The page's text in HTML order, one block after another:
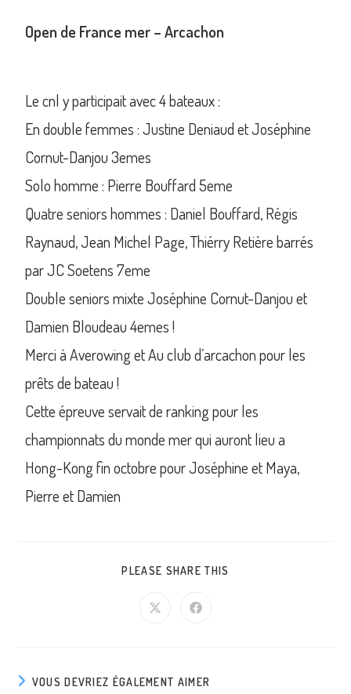
Open de France mer – Arcachon
Le cnl y participait avec 4 bateaux :
En double femmes : Justine Deniaud et Joséphine
Cornut-Danjou 3emes
Solo homme : Pierre Bouffard 5eme
Quatre seniors hommes : Daniel Bouffard, Régis
Raynaud, Jean Michel Page, Thiérry Retière barrés
par JC Soetens 7eme
Double seniors mixte Joséphine Cornut-Danjou et
Damien Bloudeau 4emes !
Merci à Averowing et Au club d’arcachon pour les
prêts de bateau !
Cette épreuve servait de ranking pour les
championnats du monde mer qui auront lieu a
Hong-Kong fin octobre pour Joséphine et Maya,
Pierre et Damien
PLEASE SHARE THIS
VOUS DEVRIEZ ÉGALEMENT AIMER